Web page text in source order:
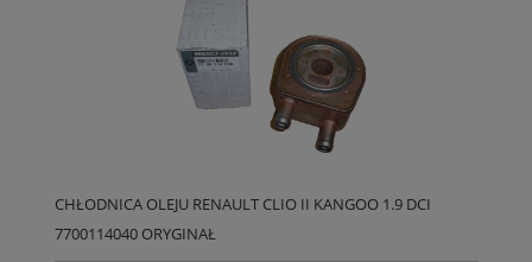
CHŁODNICA OLEJU RENAULT CLIO II KANGOO 1.9 DCI
7700114040 ORYGINAŁ